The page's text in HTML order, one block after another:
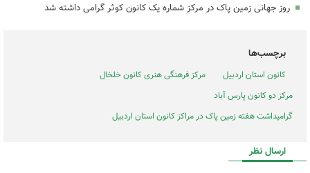
روز جهانی زمین پاک در مرکز شماره یک کانون کوثر گرامی داشته شد
برچسب‌ها
کانون استان اردبیل
مرکز فرهنگی هنری کانون خلخال
مرکز دو کانون پارس آباد
گرامیداشت هفته زمین پاک در مراکز کانون استان اردبیل
ارسال نظر